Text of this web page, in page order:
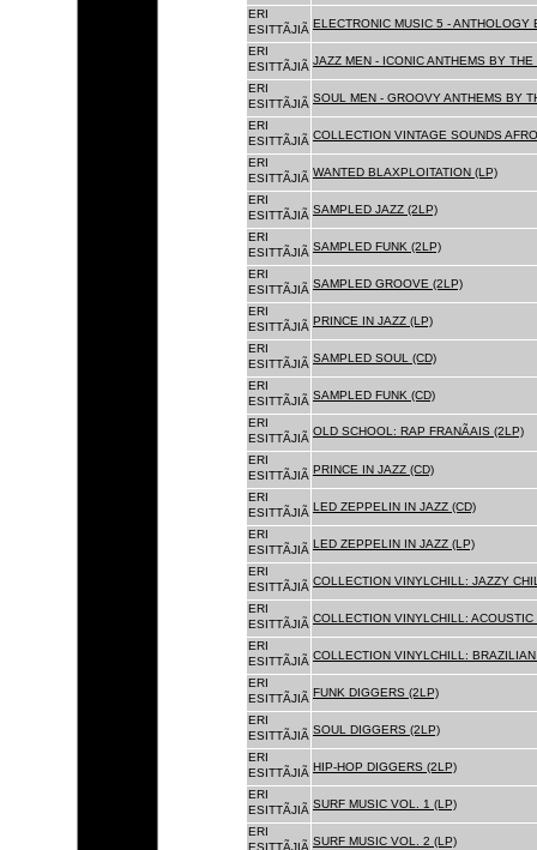
ERI
ESITTÃJIÃ ELECTRONIC MUSIC 5 - ANTHOLOGY
ERI
ESITTÃJIÃ JAZZ MEN - ICONIC ANTHEMS BY
ERI
ESITTÃJIÃ SOUL MEN - GROOVY ANTHEMS BY
ERI
ESITTÃJIÃ COLLECTION VINTAGE SOUNDS
ERI
ESITTÃJIÃ WANTED BLAXPLOITATION (LP)
ERI
ESITTÃJIÃ SAMPLED JAZZ (2LP)
ERI
ESITTÃJIÃ SAMPLED FUNK (2LP)
ERI
ESITTÃJIÃ SAMPLED GROOVE (2LP)
ERI
ESITTÃJIÃ PRINCE IN JAZZ (LP)
ERI
ESITTÃJIÃ SAMPLED SOUL (CD)
ERI
ESITTÃJIÃ SAMPLED FUNK (CD)
ERI
ESITTÃJIÃ
OLD SCHOOL: RAP FRANÃAIS (2LP)
ERI
ESITTÃJIÃ PRINCE IN JAZZ (CD)
ERI
ESITTÃJIÃ LED ZEPPELIN IN JAZZ (CD)
ERI
ESITTÃJIÃ LED ZEPPELIN IN JAZZ (LP)
ERI
ESITTÃJIÃ COLLECTION VINYLCHILL: JAZZY
ERI
ESITTÃJIÃ COLLECTION VINYLCHILL: ACOUSTIC
ERI
ESITTÃJIÃ COLLECTION VINYLCHILL:
ERI
ESITTÃJIÃ FUNK DIGGERS (2LP)
ERI
ESITTÃJIÃ SOUL DIGGERS (2LP)
ERI
ESITTÃJIÃ HIP-HOP DIGGERS (2LP)
ERI
ESITTÃJIÃ SURF MUSIC VOL. 1 (LP)
ERI
ESITTÃJIÃ SURF MUSIC VOL. 2 (LP)